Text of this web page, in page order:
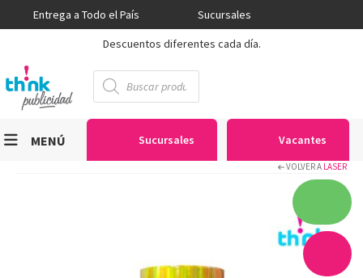
Entrega a Todo el País
Sucursales
Descuentos diferentes cada día.
Búsqueda
de
productos
Sucursales Vacantes
MENÚ
Gran Formato
VOLVER A LASER